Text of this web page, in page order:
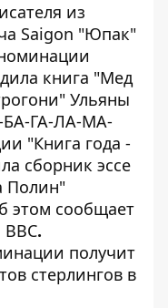
из
Saigon "Юпак"
книга "Мед
Ульяны
БА-ГА-ЛА-МА-
"Книга года -
сборник эссе
Полин"
этом сообщает
BBC.
получит
стерлингов в